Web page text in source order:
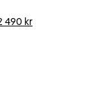
490 kr